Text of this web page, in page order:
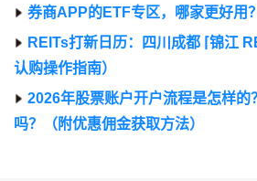
券商APP的ETF专区，哪家更好用
REITs打新日历：四川成都 ⌈锦江
认购操作指南）
2026年股票账户开户流程是怎样的
吗？（附优惠佣金获取方法）